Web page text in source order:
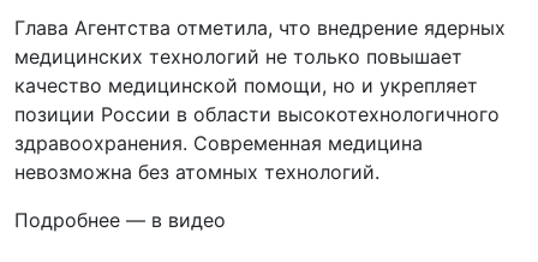
Глава Агентства отметила, что внедрение ядерных
медицинских технологий не только повышает
качество медицинской помощи, но и укрепляет
позиции России в области высокотехнологичного
здравоохранения. Современная медицина
невозможна без атомных технологий.
Подробнее — в видео